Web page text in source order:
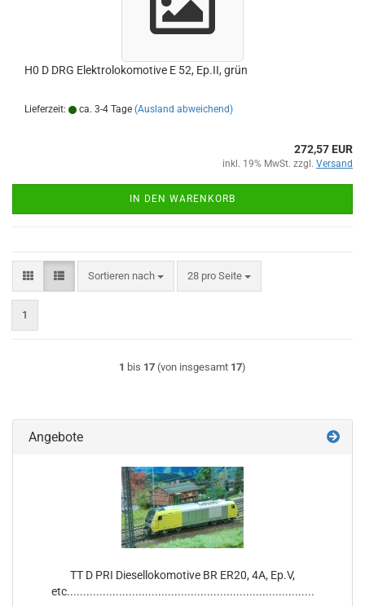
H0 D DRG Elektrolokomotive E 52, Ep.II, grün
Lieferzeit: ca. 3-4 Tage (Ausland abweichend)
272,57 EUR
inkl. 19% MwSt. zzgl. Versand
IN DEN WARENKORB
Sortieren nach
Sortieren nach 28 pro Seite
pro Seite
1
1 bis 17 (von insgesamt 17)
Angebote
TT D PRI Diesellokomotive BR ER20, 4A, Ep.V,
etc............................................................................